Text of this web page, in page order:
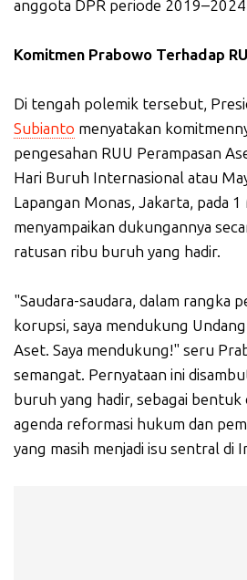
anggota DPR periode
Komitmen Prabowo Terhadap
Di tengah polemik tersebut,
Subianto menyatakan
pengesahan RUU Perampasan
Hari Buruh Internasional atau
Lapangan Monas, Jakarta, pada
menyampaikan dukungannya
ratusan ribu buruh yang hadir.
"Saudara-saudara, dalam rangka
korupsi, saya mendukung
Aset. Saya mendukung!" seru
semangat. Pernyataan ini
buruh yang hadir, sebagai
agenda reformasi hukum dan
yang masih menjadi isu sentral di